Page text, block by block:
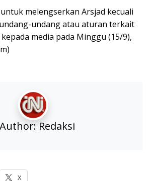
melengserkan Arsjad kecuali
undang atau aturan terkait
kepada media pada Minggu (15/9),
Author:Redaksi
X